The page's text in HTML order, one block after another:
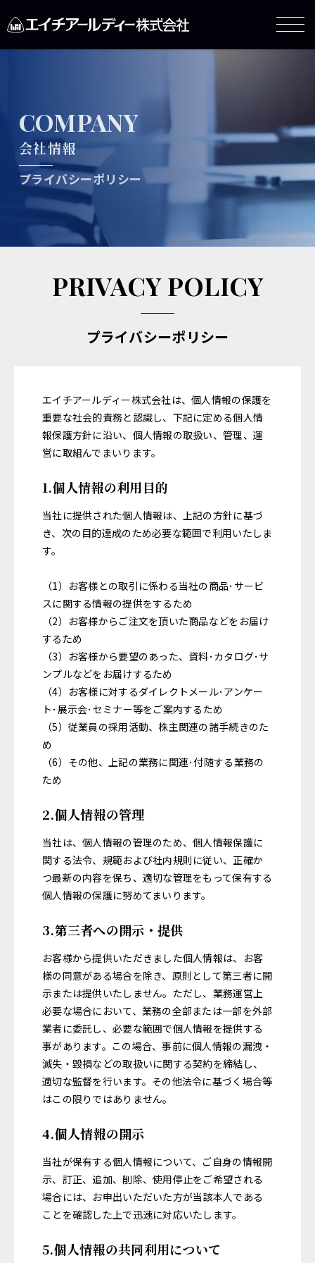
COMPANY
会社情報
プライバシーポリシー
PRIVACY POLICY
プライバシーポリシー
エイチアールディー株式会社は、個人情報の保護を
重要な社会的責務と認識し、下記に定める個人情
報保護方針に沿い、個人情報の取扱い、管理、運
営に取組んでまいります。
1.個人情報の利用目的
当社に提供された個人情報は、上記の方針に基づ
き、次の目的達成のため必要な範囲で利用いたしま
す。
（1）お客様との取引に係わる当社の商品･サービ
スに関する情報の提供をするため
（2）お客様からご注文を頂いた商品などをお届け
するため
（3）お客様から要望のあった、資料･カタログ･サ
ンプルなどをお届けするため
（4）お客様に対するダイレクトメール･アンケー
ト･展示会･セミナー等をご案内するため
（5）従業員の採用活動、株主関連の諸手続きのた
め
（6）その他、上記の業務に関連･付随する業務の
ため
2.個人情報の管理
当社は、個人情報の管理のため、個人情報保護に
関する法令、規範および社内規則に従い、正確か
つ最新の内容を保ち、適切な管理をもって保有する
個人情報の保護に努めてまいります。
3.第三者への開示・提供
お客様から提供いただきました個人情報は、お客
様の同意がある場合を除き、原則として第三者に開
示または提供いたしません。ただし、業務運営上
必要な場合において、業務の全部または一部を外部
業者に委託し、必要な範囲で個人情報を提供する
事があります。この場合、事前に個人情報の漏洩・
滅失・毀損などの取扱いに関する契約を締結し、
適切な監督を行います。その他法令に基づく場合等
はこの限りではありません。
4.個人情報の開示
当社が保有する個人情報について、ご自身の情報開
示、訂正、追加、削除、使用停止をご希望される
場合には、お申出いただいた方が当該本人である
ことを確認した上で迅速に対応いたします。
5.個人情報の共同利用について